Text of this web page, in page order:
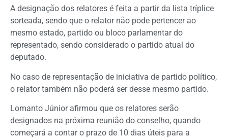
A designação dos relatores é feita a partir da lista tríplice
sorteada, sendo que o relator não pode pertencer ao
mesmo estado, partido ou bloco parlamentar do
representado, sendo considerado o partido atual do
deputado.
No caso de representação de iniciativa de partido político,
o relator também não poderá ser desse mesmo partido.
Lomanto Júnior afirmou que os relatores serão
designados na próxima reunião do conselho, quando
começará a contar o prazo de 10 dias úteis para a